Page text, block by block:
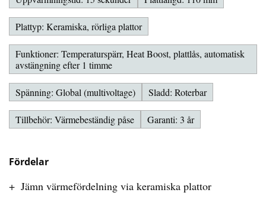
Fördelar
Jämn värmefördelning via keramiska plattor
Plattyp: Keramiska, rörliga plattor
Funktioner: Temperaturspärr, Heat Boost, plattlås, automatisk
avstängning efter 1 timme
Spänning: Global (multivoltage) Sladd: Roterbar
Tillbehör: Värmebeständig påse Garanti: 3 år